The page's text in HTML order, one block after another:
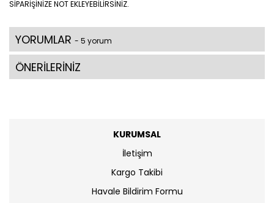
SİPARİŞİNİZE NOT EKLEYEBİLİRSİNİZ.
YORUMLAR - 5 yorum
ÖNERİLERİNİZ
KURUMSAL
İletişim
Kargo Takibi
Havale Bildirim Formu